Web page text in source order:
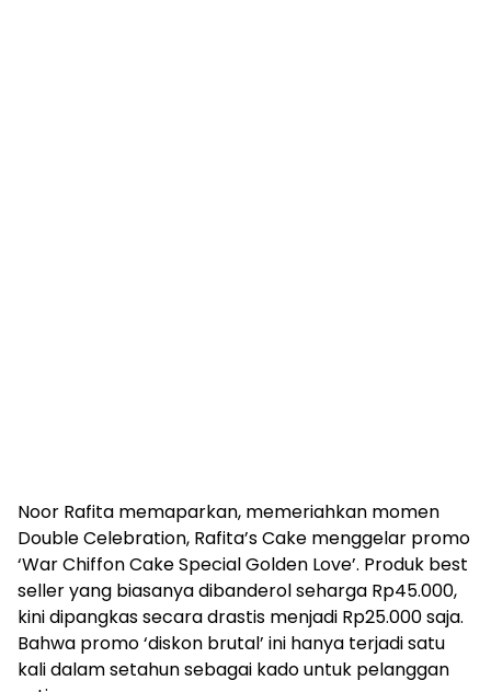
Noor Rafita memaparkan, memeriahkan momen
Double Celebration, Rafita’s Cake menggelar promo
‘War Chiffon Cake Special Golden Love’. Produk best
seller yang biasanya dibanderol seharga Rp45.000,
kini dipangkas secara drastis menjadi Rp25.000 saja.
Bahwa promo ‘diskon brutal’ ini hanya terjadi satu
kali dalam setahun sebagai kado untuk pelanggan